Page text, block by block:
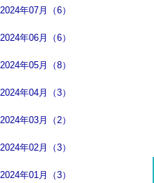
2024年07月（6）
2024年06月（6）
2024年05月（8）
2024年04月（3）
2024年03月（2）
2024年02月（3）
2024年01月（3）